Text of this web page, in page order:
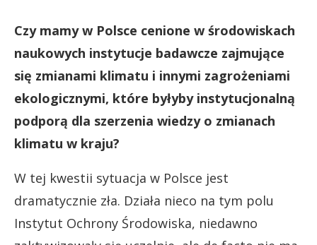
Czy mamy w Polsce cenione w środowiskach
naukowych instytucje badawcze zajmujące
się zmianami klimatu i innymi zagrożeniami
ekologicznymi, które byłyby instytucjonalną
podporą dla szerzenia wiedzy o zmianach
klimatu w kraju?
W tej kwestii sytuacja w Polsce jest
dramatycznie zła. Działa nieco na tym polu
Instytut Ochrony Środowiska, niedawno